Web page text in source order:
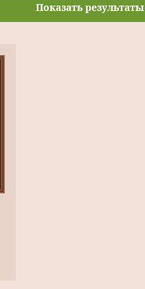
Показать результаты